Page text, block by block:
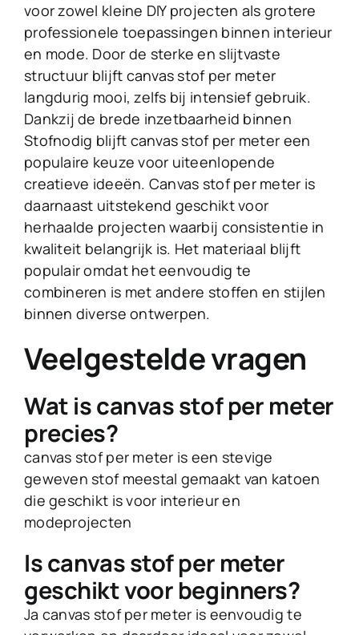
voor zowel kleine DIY projecten als grotere
professionele toepassingen binnen interieur
en mode. Door de sterke en slijtvaste
structuur blijft canvas stof per meter
langdurig mooi, zelfs bij intensief gebruik.
Dankzij de brede inzetbaarheid binnen
Stofnodig blijft canvas stof per meter een
populaire keuze voor uiteenlopende
creatieve ideeën. Canvas stof per meter is
daarnaast uitstekend geschikt voor
herhaalde projecten waarbij consistentie in
kwaliteit belangrijk is. Het materiaal blijft
populair omdat het eenvoudig te
combineren is met andere stoffen en stijlen
binnen diverse ontwerpen.
Veelgestelde vragen
Wat is canvas stof per meter
precies?
canvas stof per meter is een stevige
geweven stof meestal gemaakt van katoen
die geschikt is voor interieur en
modeprojecten
Is canvas stof per meter
geschikt voor beginners?
Ja canvas stof per meter is eenvoudig te